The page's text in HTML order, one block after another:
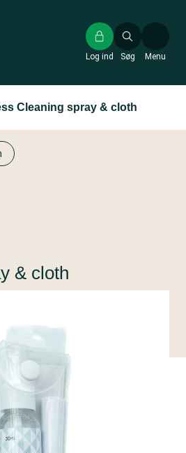
Søg
Log ind Menu
Cleaning spray & cloth
& cloth